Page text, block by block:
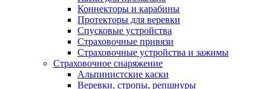
Коннекторы и карабины
Протекторы для веревки
Спусковые устройства
Страховочные привязи
Страховочные устройства и зажимы
Страховочное снаряжение
Альпинистские каски
Веревки, стропы, репшнуры